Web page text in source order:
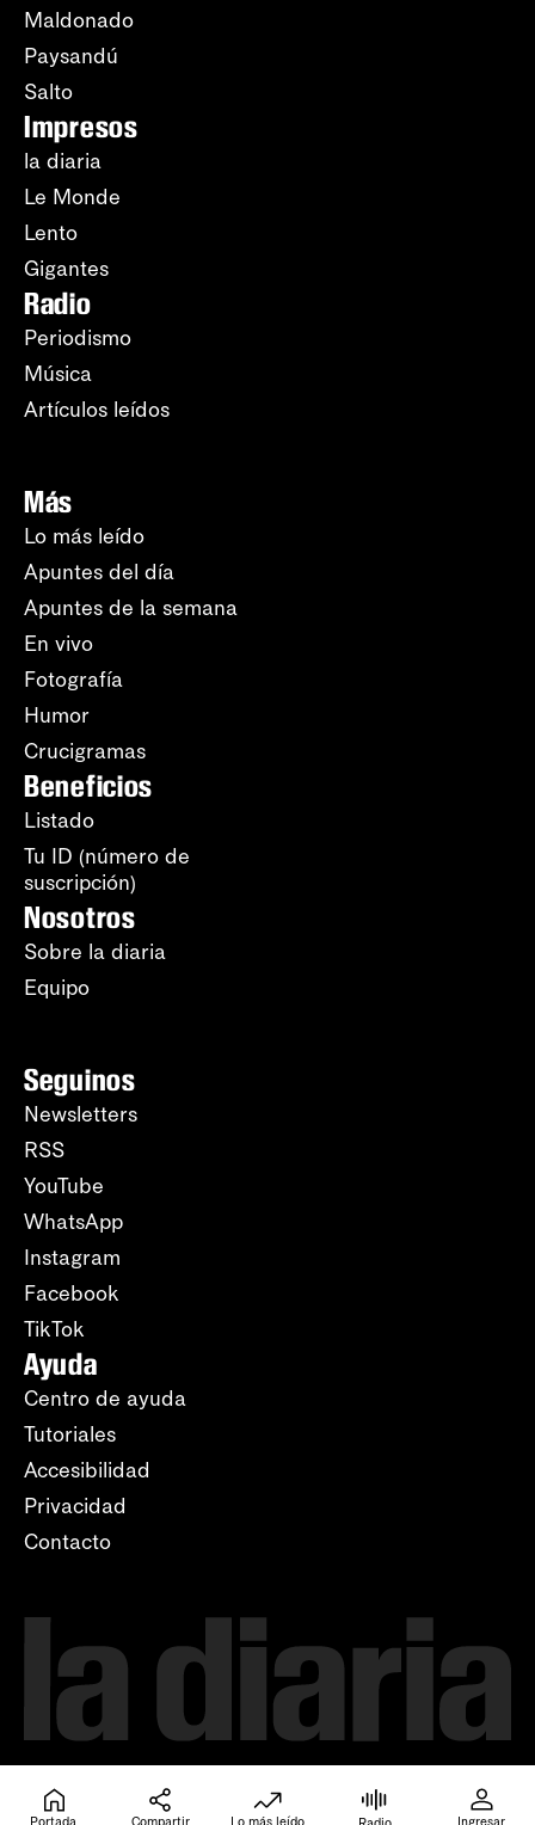
Maldonado
Paysandú
Salto
Impresos
la diaria
Le Monde
Lento
Gigantes
Radio
Periodismo
Música
Artículos leídos
Más
Lo más leído
Apuntes del día
Apuntes de la semana
En vivo
Fotografía
Humor
Crucigramas
Beneficios
Listado
Tu ID (número de
suscripción)
Nosotros
Sobre la diaria
Equipo
Seguinos
Newsletters
RSS
YouTube
WhatsApp
Instagram
Facebook
TikTok
Ayuda
Centro de ayuda
Tutoriales
Accesibilidad
Privacidad
Contacto
Portada Compartir Lo más leído Ingresar